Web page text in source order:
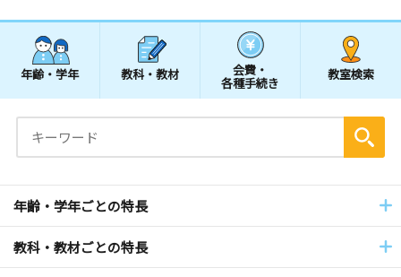
年齢・学年 教科・教材 会費・
各種手続き
教室検索
年齢・学年ごとの特長
教科・教材ごとの特長